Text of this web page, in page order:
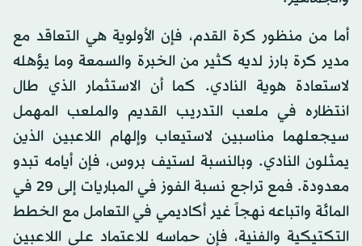
أما من منظور كرة القدم، فإن الأولوية هي التعاقد مع
مدير كرة بارز لديه كثير من الخبرة والسمعة وما يؤهله
لاستعادة هوية النادي. كما أن الاستثمار الذي طال
انتظاره في ملعب التدريب القديم والملعب المهمل
سيجعلهما مناسبين لاستيعاب وإلهام اللاعبين الذين
يمثلون النادي. وبالنسبة لستيف بروس، فإن أيامه تبدو
معدودة. فمع تراجع نسبة الفوز في المباريات إلى 29 في
المائة واتباعه نهجاً غير أكاديمي في التعامل مع الخطط
التكتيكية والفنية، فإن حماسه للاعتماد على اللاعبين